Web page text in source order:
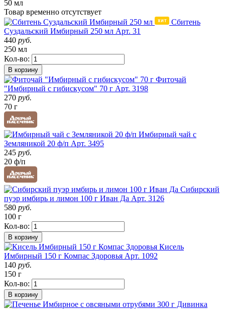
50 мл
Товар временно отсутствует
Сбитень
Суздальский Имбирный 250 мл Арт. 31
440 руб.
250 мл
Кол-во:
В корзину
Фиточай
"Имбирный с гибискусом" 70 г Арт. 3198
270 руб.
70 г
Имбирный чай с
Земляникой 20 ф/п Арт. 3495
245 руб.
20 ф/п
Сибирский
пуэр имбирь и лимон 100 г Иван Да Арт. 3126
580 руб.
100 г
Кол-во:
В корзину
Кисель
Имбирный 150 г Компас Здоровья Арт. 1092
140 руб.
150 г
Кол-во:
В корзину